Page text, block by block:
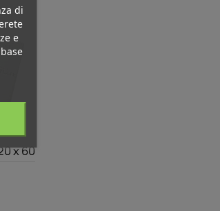
x 60
di
e